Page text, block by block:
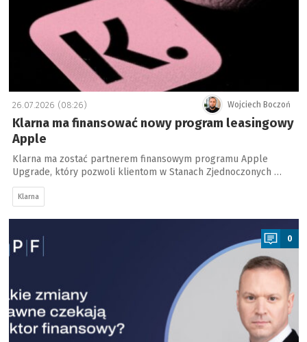
Wojciech Boczoń
26.07.2026 (08:26)
Klarna ma finansować nowy program leasingowy
Apple
Klarna ma zostać partnerem finansowym programu Apple
Upgrade, który pozwoli klientom w Stanach Zjednoczonych …
Klarna
a
0